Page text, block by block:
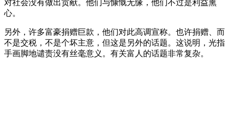
对社会没有做出贡献。他们与慷慨无缘，他们不过是利益熏
心。
另外，许多富豪捐赠巨款，他们对此高调宣称。也许捐赠、而
不是交税，不是个坏主意，但这是另外的话题。这说明，光指
手画脚地谴责没有丝毫意义。有关富人的话题非常复杂。